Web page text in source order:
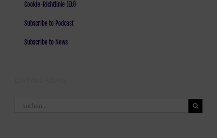
Cookie-Richtlinie (EU)
Subscribe to Podcast
Subscribe to News
Suche